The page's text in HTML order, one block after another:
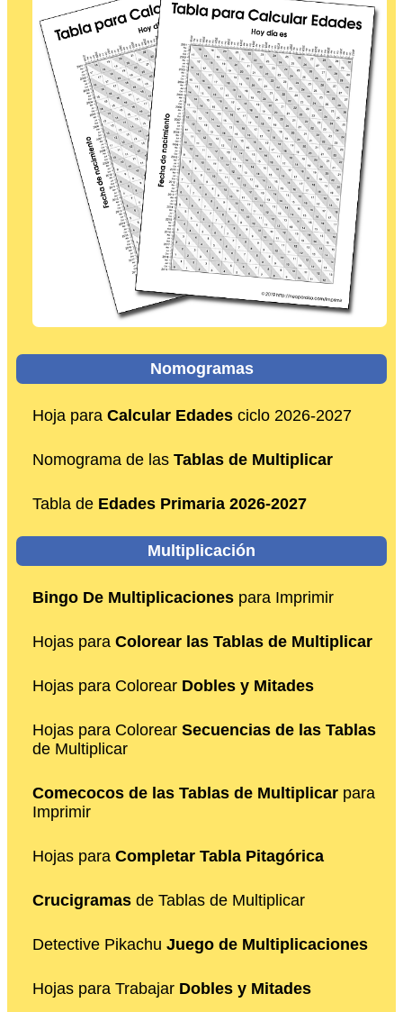
Nomogramas
Hoja para Calcular Edades ciclo 2026-2027
Nomograma de las Tablas de Multiplicar
Tabla de Edades Primaria 2026-2027
Multiplicación
Bingo De Multiplicaciones para Imprimir
Hojas para Colorear las Tablas de Multiplicar
Hojas para Colorear Dobles y Mitades
Hojas para Colorear Secuencias de las Tablas
de Multiplicar
Comecocos de las Tablas de Multiplicar para
Imprimir
Hojas para Completar Tabla Pitagórica
Crucigramas de Tablas de Multiplicar
Detective Pikachu Juego de Multiplicaciones
Hojas para Trabajar Dobles y Mitades